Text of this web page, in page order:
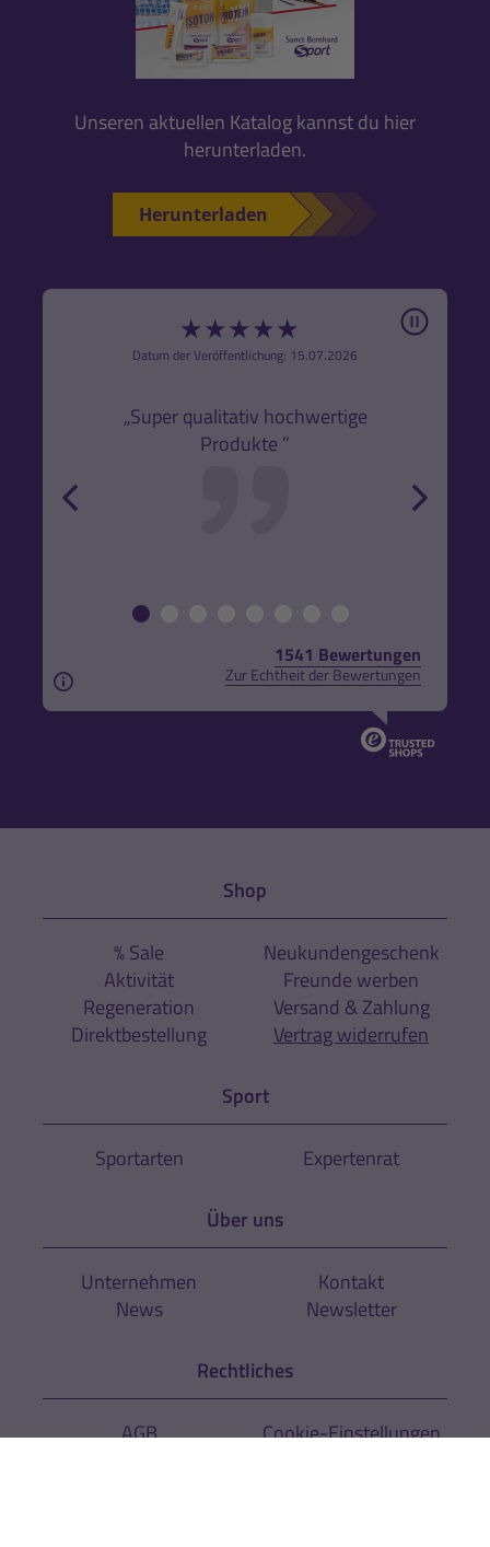
Unseren aktuellen Katalog kannst du hier
herunterladen.
Herunterladen
★★★★★
Datum der Veröffentlichung: 15.07.2026
„Super qualitativ hochwertige
Produkte ”
Pause
1541 Bewertungen
Zur Echtheit der Bewertungen
Aus rechtlichen Gründen weisen wir darauf hin,
Shop
% Sale
Aktivität
Regeneration
Direktbestellung
Neukundengeschenk
Freunde werben
Versand & Zahlung
Vertrag widerrufen
Sport
Sportarten Expertenrat
Über uns
Unternehmen
News
Kontakt
Newsletter
Rechtliches
AGB
Cookie-Einstellungen